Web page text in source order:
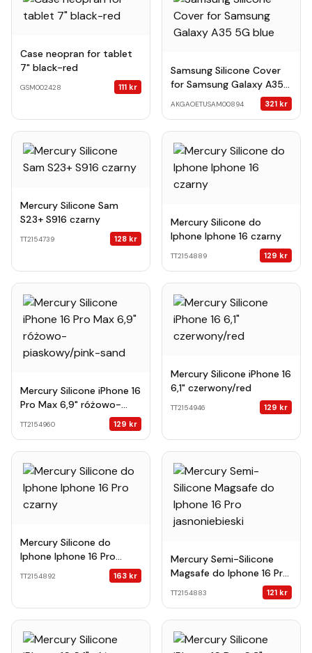
Case neopran for tablet
7" black-red
GSM002428 111 kr
Samsung Silicone Cover
for Samsung Galaxy A35
AKGAOETUSAM00894 321 kr
Mercury Silicone Sam
S23+ S916 czarny
TT2154739 128 kr
Mercury Silicone do
Iphone Iphone 16 czarny
TT2154889 129 kr
Mercury Silicone iPhone 16
Pro Max 6,9" różowo-
piaskowy/pink-sand
TT2154960 129 kr
Mercury Silicone iPhone 16
6,1" czerwony/red
TT2154946 129 kr
Mercury Silicone do
Iphone Iphone 16 Pro
TT2154892 163 kr
Mercury Semi-Silicone
Magsafe do Iphone 16 Pro
TT2154883 121 kr